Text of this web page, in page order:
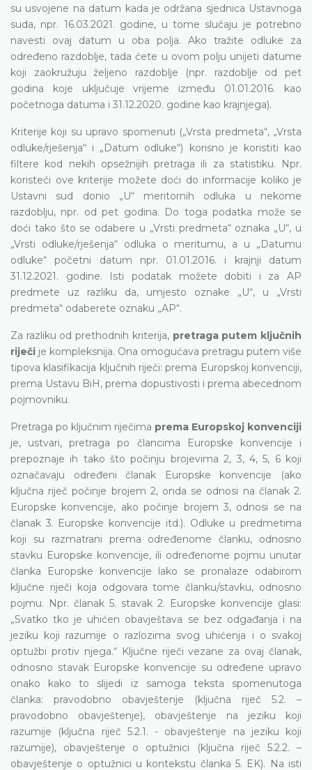
su usvojene na datum kada je održana sjednica Ustavnoga
suda, npr. 16.03.2021. godine, u tome slučaju je potrebno
navesti ovaj datum u oba polja. Ako tražite odluke za
određeno razdoblje, tada ćete u ovom polju unijeti datume
koji zaokružuju željeno razdoblje (npr. razdoblje od pet
godina koje uključuje vrijeme između 01.01.2016. kao
početnoga datuma i 31.12.2020. godine kao krajnjega).
Kriterije koji su upravo spomenuti („Vrsta predmeta“, „Vrsta
odluke/rješenja“ i „Datum odluke“) korisno je koristiti kao
filtere kod nekih opsežnijih pretraga ili za statistiku. Npr.
koristeći ove kriterije možete doći do informacije koliko je
Ustavni sud donio „U“ meritornih odluka u nekome
razdoblju, npr. od pet godina. Do toga podatka može se
doći tako što se odabere u „Vrsti predmeta“ oznaka „U“, u
„Vrsti odluke/rješenja“ odluka o meritumu, a u „Datumu
odluke“ početni datum npr. 01.01.2016. i krajnji datum
31.12.2021. godine. Isti podatak možete dobiti i za AP
predmete uz razliku da, umjesto oznake „U“, u „Vrsti
predmeta“ odaberete oznaku „AP“.
Za razliku od prethodnih kriterija, pretraga putem ključnih
riječi je kompleksnija. Ona omogućava pretragu putem više
tipova klasifikacija ključnih riječi: prema Europskoj konvenciji,
prema Ustavu BiH, prema dopustivosti i prema abecednom
pojmovniku.
Pretraga po ključnim riječima prema Europskoj konvenciji
je, ustvari, pretraga po člancima Europske konvencije i
prepoznaje ih tako što počinju brojevima 2, 3, 4, 5, 6 koji
označavaju određeni članak Europske konvencije (ako
ključna riječ počinje brojem 2, onda se odnosi na članak 2.
Europske konvencije, ako počinje brojem 3, odnosi se na
članak 3. Europske konvencije itd.). Odluke u predmetima
koji su razmatrani prema određenome članku, odnosno
stavku Europske konvencije, ili određenome pojmu unutar
članka Europske konvencije lako se pronalaze odabirom
ključne riječi koja odgovara tome članku/stavku, odnosno
pojmu. Npr. članak 5. stavak 2. Europske konvencije glasi:
„Svatko tko je uhićen obavještava se bez odgađanja i na
jeziku koji razumije o razlozima svog uhićenja i o svakoj
optužbi protiv njega.“ Ključne riječi vezane za ovaj članak,
odnosno stavak Europske konvencije su određene upravo
onako kako to slijedi iz samoga teksta spomenutoga
članka: pravodobno obavještenje (ključna riječ 5.2. –
pravodobno obavještenje), obavještenje na jeziku koji
razumije (ključna riječ 5.2.1. - obavještenje na jeziku koji
razumije), obavještenje o optužnici (ključna riječ 5.2.2. –
obavještenje o optužnici u kontekstu članka 5. EK). Na isti